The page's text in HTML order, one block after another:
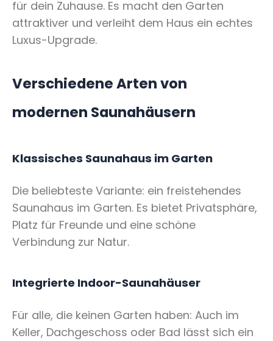
für dein Zuhause. Es macht den Garten
attraktiver und verleiht dem Haus ein echtes
Luxus-Upgrade.
Verschiedene Arten von
modernen Saunahäusern
Klassisches Saunahaus im Garten
Die beliebteste Variante: ein freistehendes
Saunahaus im Garten. Es bietet Privatsphäre,
Platz für Freunde und eine schöne
Verbindung zur Natur.
Integrierte Indoor-Saunahäuser
Für alle, die keinen Garten haben: Auch im
Keller, Dachgeschoss oder Bad lässt sich ein